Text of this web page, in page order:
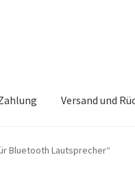
Versand und
Mein Konto Questions
Bluetooth Lautsprecher“